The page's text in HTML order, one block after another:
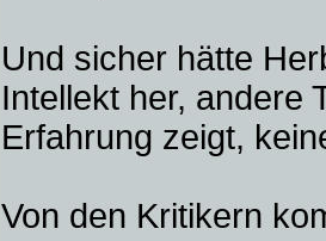
Und sicher hätte
Intellekt her, andere
Erfahrung zeigt,
Von den Kritikern